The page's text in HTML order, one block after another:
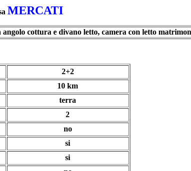
MERCATI
cottura e divano letto, camera con letto
2+2
10 km
terra
2
no
si
si